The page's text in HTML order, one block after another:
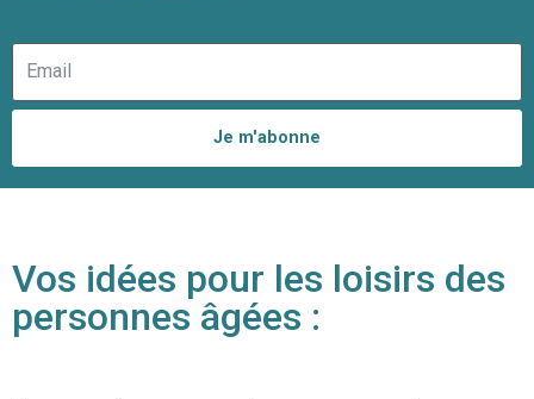
Je m'abonne
Vos idées pour les loisirs des
personnes âgées :